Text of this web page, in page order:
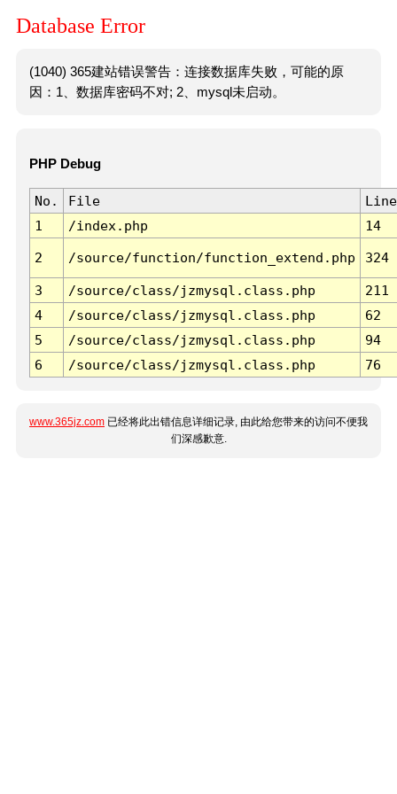
Database Error
(1040) 365建站错误警告：连接数据库失败，可能的原
因：1、数据库密码不对; 2、mysql未启动。
PHP Debug
No. File
Line
1
/index.php 14
2 /source/function/function_extend.php 324
3 /source/class/jzmysql.class.php
211
4
/source/class/jzmysql.class.php
62
5
/source/class/jzmysql.class.php
94
6
/source/class/jzmysql.class.php 76
www.365jz.com 已经将此出错信息详细记录, 由此给您带来的访问不便我
们深感歉意.